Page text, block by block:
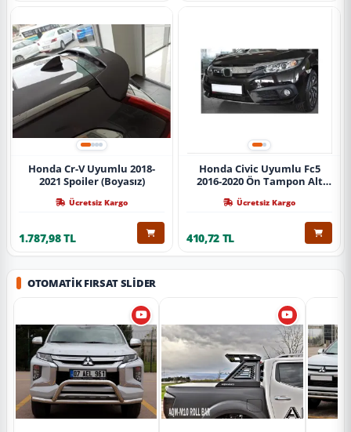
Honda Cr-V Uyumlu 2018-
2021 Spoiler (Boyasız)
Ücretsiz Kargo
1.787,98 TL
Honda Civic Uyumlu Fc5
2016-2020 Ön Tampon Alt
Ücretsiz Kargo
410,72 TL
OTOMATIK FIRSAT SLIDER